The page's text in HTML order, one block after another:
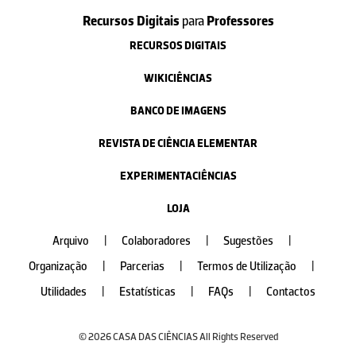
Recursos Digitais paraProfessores
RECURSOS DIGITAIS
WIKICIÊNCIAS
BANCO DE IMAGENS
REVISTA DE CIÊNCIA ELEMENTAR
EXPERIMENTACIÊNCIAS
LOJA
Arquivo Colaboradores Sugestões
Organização
Parcerias Termos de Utilização
Utilidades
Estatísticas FAQs Contactos
© 2026 CASA DAS CIÊNCIAS All Rights Reserved